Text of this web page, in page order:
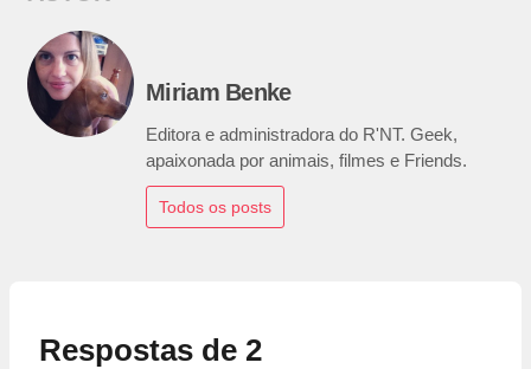
Miriam Benke
Editora e administradora do R'NT. Geek,
apaixonada por animais, filmes e Friends.
Todos os posts
Respostas de 2